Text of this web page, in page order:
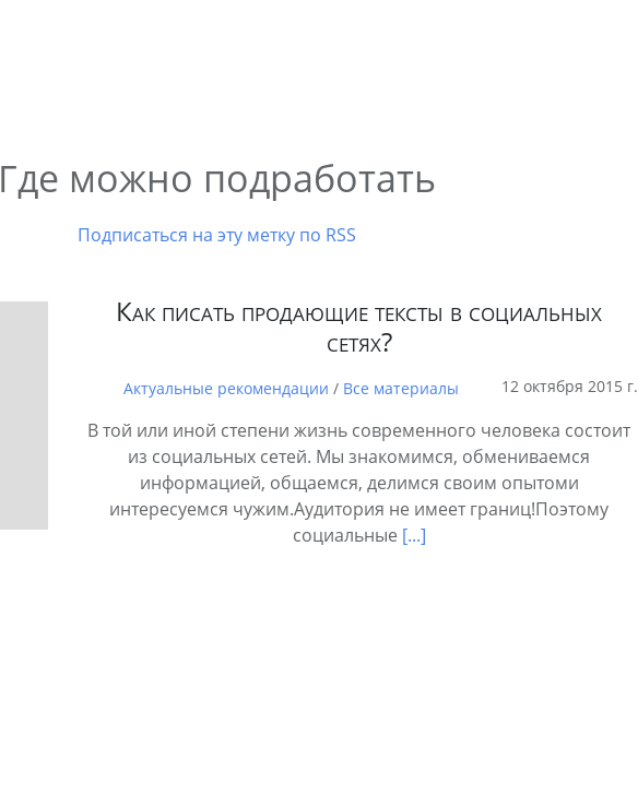
Где можно подработать
Подписаться на эту метку по RSS
Как писать продающие тексты в социальных
сетях?
Актуальные рекомендации / Все материалы 12 октября 2015 г.
В той или иной степени жизнь современного человека состоит
из социальных сетей. Мы знакомимся, обмениваемся
информацией, общаемся, делимся своим опытоми
интересуемся чужим.Аудитория не имеет границ!Поэтому
социальные [...]